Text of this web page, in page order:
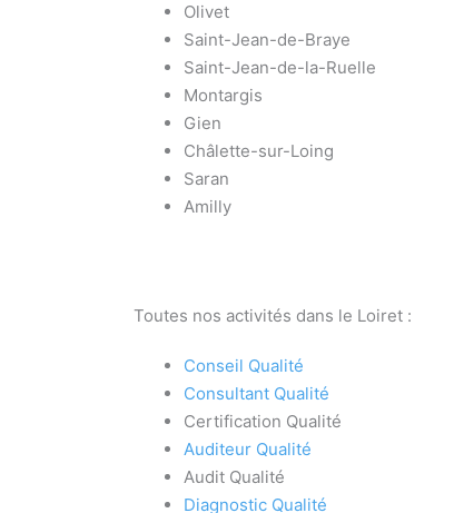
Olivet
Saint-Jean-de-Braye
Saint-Jean-de-la-Ruelle
Montargis
Gien
Châlette-sur-Loing
Saran
Amilly
Toutes nos activités dans le Loiret :
Conseil Qualité
Consultant Qualité
Certification Qualité
Auditeur Qualité
Audit Qualité
Diagnostic Qualité